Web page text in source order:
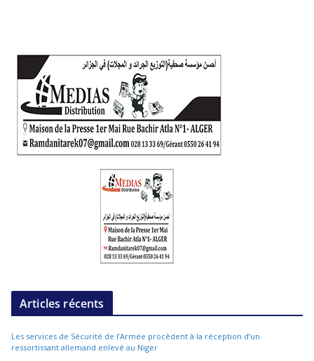
Articles récents
Les services de Sécurité de l’Armée procèdent à la réception d’un
ressortissant allemand enlevé au Niger